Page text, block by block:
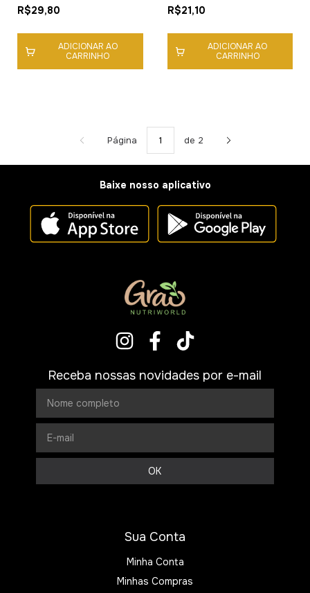
R$29,80
ADICIONAR AO
CARRINHO
R$21,10
ADICIONAR AO
CARRINHO
Página de 2
Baixe nosso aplicativo
Receba nossas novidades por e-mail
Sua Conta
Minha Conta
Minhas Compras